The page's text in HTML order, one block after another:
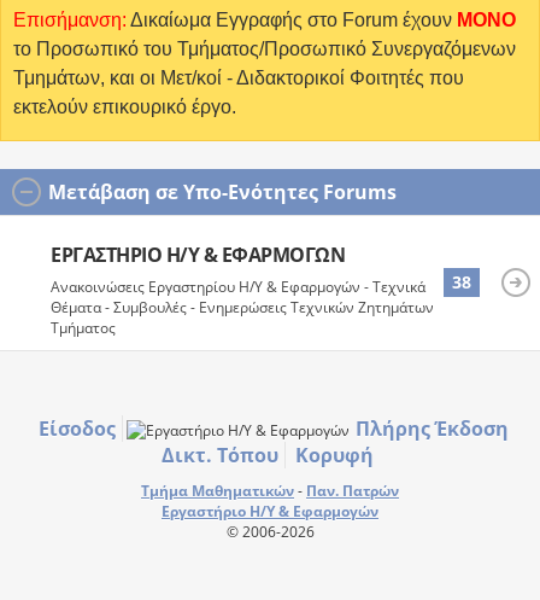
Επισήμανση: Δικαίωμα Εγγραφής στο Forum έχουν MONO
το Προσωπικό του Τμήματος/Προσωπικό Συνεργαζόμενων
Τμημάτων, και οι Μετ/κοί - Διδακτορικοί Φοιτητές που
εκτελούν επικουρικό έργο.
Μετάβαση σε Υπο-Ενότητες Forums
ΕΡΓΑΣΤΉΡΙΟ Η/Υ & ΕΦΑΡΜΟΓΏΝ
Ανακοινώσεις Εργαστηρίου Η/Υ & Εφαρμογών - Τεχνικά
Θέματα - Συμβουλές - Ενημερώσεις Τεχνικών Ζητημάτων
Τμήματος
38
Είσοδος
Πλήρης Έκδοση
Δικτ. Τόπου
Κορυφή
Τμήμα Μαθηματικών- Παν. Πατρών
Εργαστήριο Η/Υ & Εφαρμογών
© 2006-2026